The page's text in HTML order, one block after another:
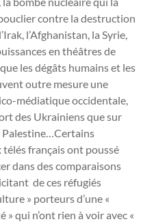
contre la destruction
l’Afghanistan, la Syrie,
en théâtres de
les dégâts humains et les
outre mesure une
médiatique occidentale,
des Ukrainiens que sur
Palestine…Certains
français ont poussé
dans des comparaisons
de ces réfugiés
» porteurs d’une «
qui n’ont rien à voir avec «